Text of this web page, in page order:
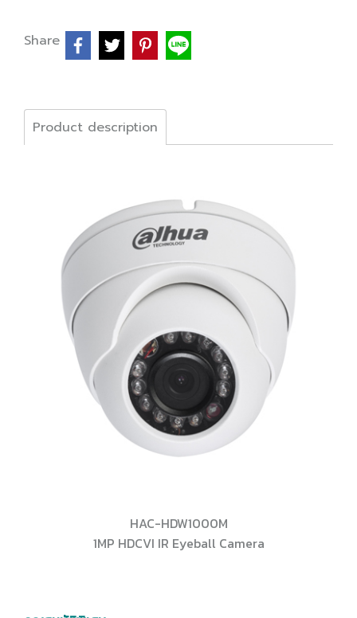
Share
Product description
HAC-HDW1000M
1MP HDCVI IR Eyeball Camera